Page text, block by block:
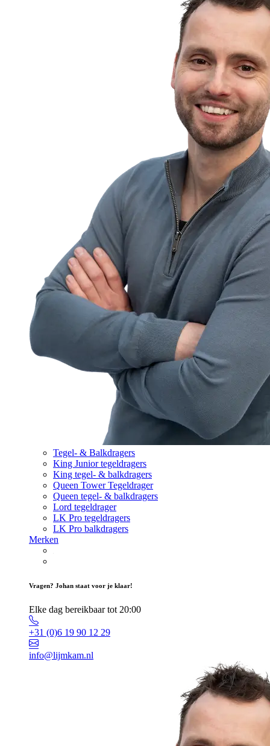
Tegel- & Balkdragers
King Junior tegeldragers
King tegel- & balkdragers
Queen Tower Tegeldrager
Queen tegel- & balkdragers
Lord tegeldrager
LK Pro tegeldragers
LK Pro balkdragers
Merken
Vragen? Johan staat voor je klaar!
Elke dag bereikbaar tot 20:00
+31 (0)6 19 90 12 29
info@lijmkam.nl